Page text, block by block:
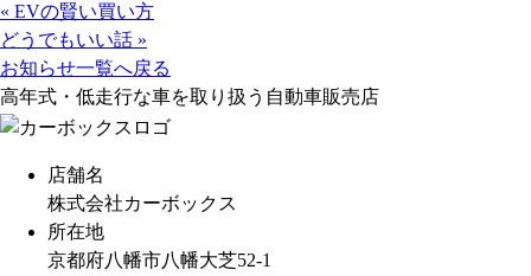
b
o
o
k
n
e
h
r
e
a
« EVの賢い買い方
どうでもいい話 »
お知らせ一覧へ戻る
高年式・低走行な車を取り扱う自動車販売店
店舗名
株式会社カーボックス
所在地
京都府八幡市八幡大芝52-1